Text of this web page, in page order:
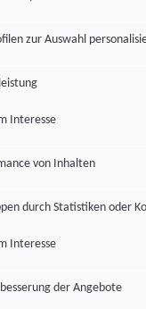
zur Auswahl
Interesse
von Inhalten
durch Statistiken oder
Interesse
der Angebote